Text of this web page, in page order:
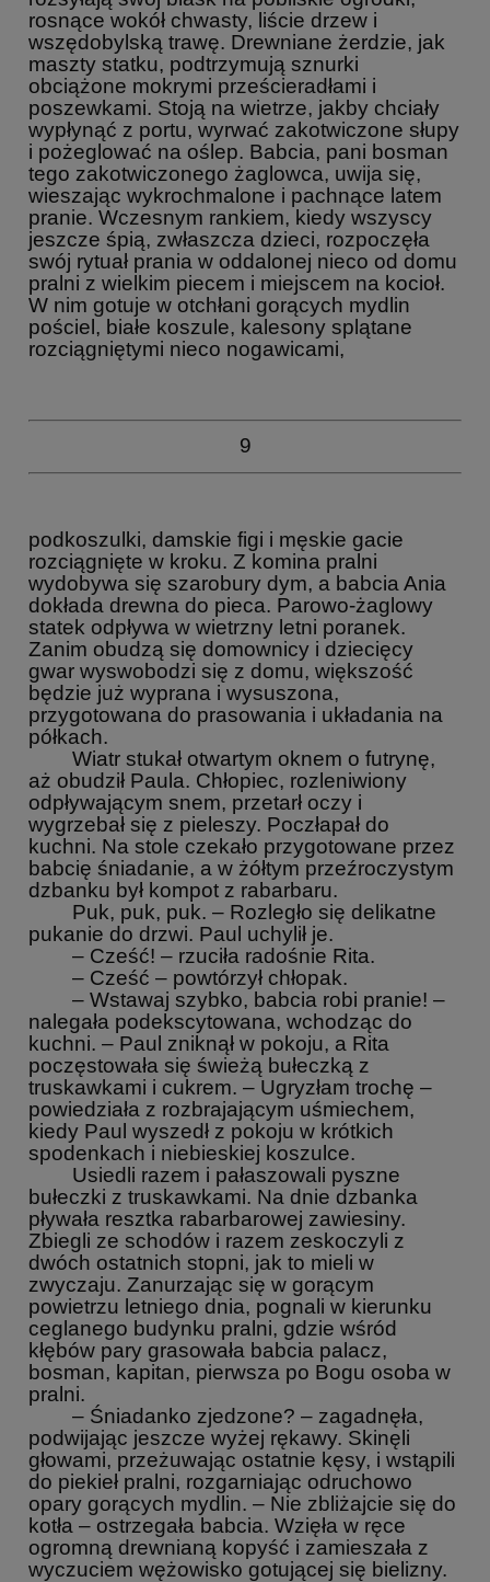
rosnące wokół chwasty, liście drzew i
wszędobylską trawę. Drewniane żerdzie, jak
maszty statku, podtrzymują sznurki
obciążone mokrymi prześcieradłami i
poszewkami. Stoją na wietrze, jakby chciały
wypłynąć z portu, wyrwać zakotwiczone słupy
i pożeglować na oślep. Babcia, pani bosman
tego zakotwiczonego żaglowca, uwija się,
wieszając wykrochmalone i pachnące latem
pranie. Wczesnym rankiem, kiedy wszyscy
jeszcze śpią, zwłaszcza dzieci, rozpoczęła
swój rytuał prania w oddalonej nieco od domu
pralni z wielkim piecem i miejscem na kocioł.
W nim gotuje w otchłani gorących mydlin
pościel, białe koszule, kalesony splątane
rozciągniętymi nieco nogawicami,
9
podkoszulki, damskie figi i męskie gacie
rozciągnięte w kroku. Z komina pralni
wydobywa się szarobury dym, a babcia Ania
dokłada drewna do pieca. Parowo-żaglowy
statek odpływa w wietrzny letni poranek.
Zanim obudzą się domownicy i dziecięcy
gwar wyswobodzi się z domu, większość
będzie już wyprana i wysuszona,
przygotowana do prasowania i układania na
półkach.
Wiatr stukał otwartym oknem o futrynę,
aż obudził Paula. Chłopiec, rozleniwiony
odpływającym snem, przetarł oczy i
wygrzebał się z pieleszy. Poczłapał do
kuchni. Na stole czekało przygotowane przez
babcię śniadanie, a w żółtym przeźroczystym
dzbanku był kompot z rabarbaru.
Puk, puk, puk. – Rozległo się delikatne
pukanie do drzwi. Paul uchylił je.
– Cześć! – rzuciła radośnie Rita.
– Cześć – powtórzył chłopak.
– Wstawaj szybko, babcia robi pranie! –
nalegała podekscytowana, wchodząc do
kuchni. – Paul zniknął w pokoju, a Rita
poczęstowała się świeżą bułeczką z
truskawkami i cukrem. – Ugryzłam trochę –
powiedziała z rozbrajającym uśmiechem,
kiedy Paul wyszedł z pokoju w krótkich
spodenkach i niebieskiej koszulce.
Usiedli razem i pałaszowali pyszne
bułeczki z truskawkami. Na dnie dzbanka
pływała resztka rabarbarowej zawiesiny.
Zbiegli ze schodów i razem zeskoczyli z
dwóch ostatnich stopni, jak to mieli w
zwyczaju. Zanurzając się w gorącym
powietrzu letniego dnia, pognali w kierunku
ceglanego budynku pralni, gdzie wśród
kłębów pary grasowała babcia palacz,
bosman, kapitan, pierwsza po Bogu osoba w
pralni.
– Śniadanko zjedzone? – zagadnęła,
podwijając jeszcze wyżej rękawy. Skinęli
głowami, przeżuwając ostatnie kęsy, i wstąpili
do piekieł pralni, rozgarniając odruchowo
opary gorących mydlin. – Nie zbliżajcie się do
kotła – ostrzegała babcia. Wzięła w ręce
ogromną drewnianą kopyść i zamieszała z
wyczuciem wężowisko gotującej się bielizny.